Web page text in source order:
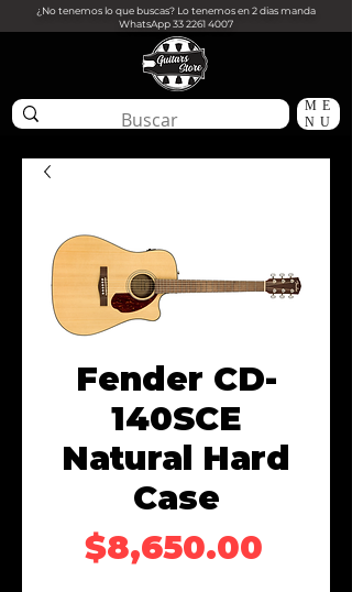
¿No tenemos lo que buscas? Lo tenemos en 2 dias manda
WhatsApp33 2261 4007
ME
NU
Fender CD-
140SCE
Natural Hard
Case
$8,650.00